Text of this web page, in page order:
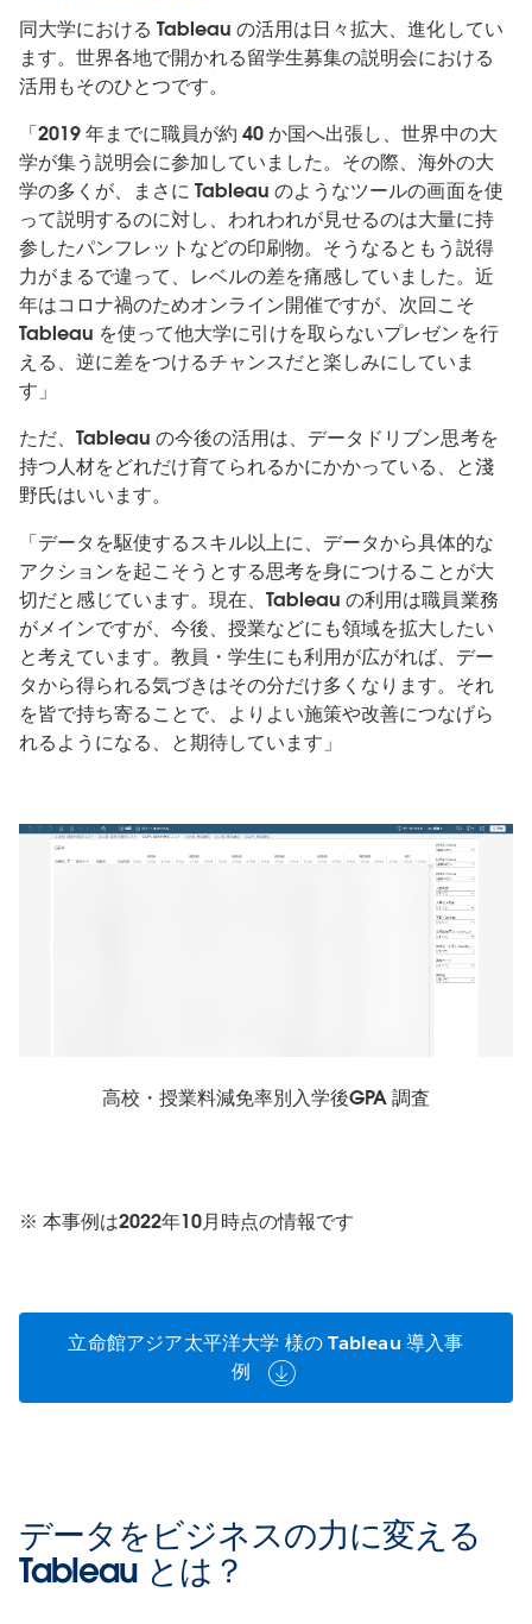
同大学における Tableau の活用は日々拡大、進化してい
ます。世界各地で開かれる留学生募集の説明会における
活用もそのひとつです。
「2019 年までに職員が約 40 か国へ出張し、世界中の大
学が集う説明会に参加していました。その際、海外の大
学の多くが、まさに Tableau のようなツールの画面を使
って説明するのに対し、われわれが見せるのは大量に持
参したパンフレットなどの印刷物。そうなるともう説得
力がまるで違って、レベルの差を痛感していました。近
年はコロナ禍のためオンライン開催ですが、次回こそ
Tableau を使って他大学に引けを取らないプレゼンを行
える、逆に差をつけるチャンスだと楽しみにしていま
す」
ただ、Tableau の今後の活用は、データドリブン思考を
持つ人材をどれだけ育てられるかにかかっている、と淺
野氏はいいます。
「データを駆使するスキル以上に、データから具体的な
アクションを起こそうとする思考を身につけることが大
切だと感じています。現在、Tableau の利用は職員業務
がメインですが、今後、授業などにも領域を拡大したい
と考えています。教員・学生にも利用が広がれば、デー
タから得られる気づきはその分だけ多くなります。それ
を皆で持ち寄ることで、よりよい施策や改善につなげら
れるようになる、と期待しています」
高校・授業料減免率別入学後GPA 調査
※ 本事例は2022年10月時点の情報です
立命館アジア太平洋大学 様の Tableau 導入事
例
データをビジネスの力に変える
Tableau とは？